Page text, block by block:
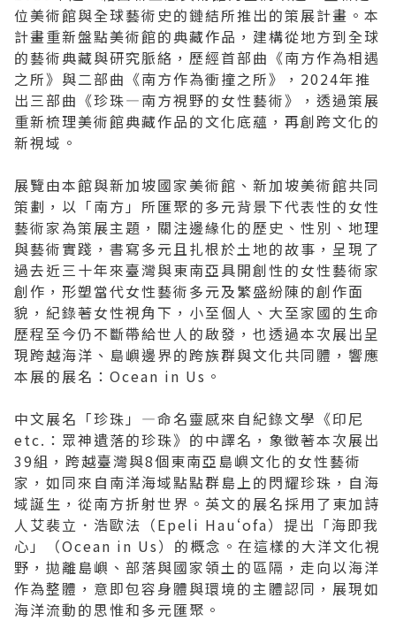
2021高雄獎
南方作為相遇之所
2019 奔‧月—劉國松
感動牛 高美特展
感動鼠 高美特展
位美術館與全球藝術史的鏈結所推出的策展計畫。本
計畫重新盤點美術館的典藏作品，建構從地方到全球
的藝術典藏與研究脈絡，歷經首部曲《南方作為相遇
之所》與二部曲《南方作為衝撞之所》，2024年推
出三部曲《珍珠—南方視野的女性藝術》，透過策展
重新梳理美術館典藏作品的文化底蘊，再創跨文化的
新視域。
展覽由本館與新加坡國家美術館、新加坡美術館共同
策劃，以「南方」所匯聚的多元背景下代表性的女性
藝術家為策展主題，關注邊緣化的歷史、性別、地理
與藝術實踐，書寫多元且扎根於土地的故事，呈現了
過去近三十年來臺灣與東南亞具開創性的女性藝術家
創作，形塑當代女性藝術多元及繁盛紛陳的創作面
貌，紀錄著女性視角下，小至個人、大至家國的生命
歷程至今仍不斷帶給世人的啟發，也透過本次展出呈
現跨越海洋、島嶼邊界的跨族群與文化共同體，響應
本展的展名：Ocean in Us。
中文展名「珍珠」—命名靈感來自紀錄文學《印尼
etc.：眾神遺落的珍珠》的中譯名，象徵著本次展出
39組，跨越臺灣與8個東南亞島嶼文化的女性藝術
家，如同來自南洋海域點點群島上的閃耀珍珠，自海
域誕生，從南方折射世界。英文的展名採用了東加詩
人艾裴立．浩歐法（Epeli Hauʻofa）提出「海即我
心」（Ocean in Us）的概念。在這樣的大洋文化視
野，拋離島嶼、部落與國家領土的區隔，走向以海洋
作為整體，意即包容身體與環境的主體認同，展現如
海洋流動的思惟和多元匯聚。